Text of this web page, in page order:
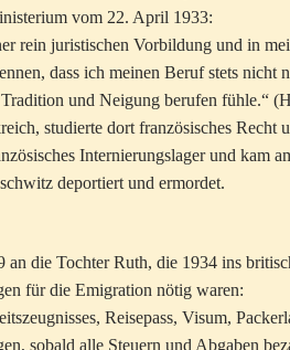
vom 22. April 1933:
rein juristischen Vorbildung und in
dass ich meinen Beruf stets nicht
und Neigung berufen fühle.“
studierte dort französisches Recht
Internierungslager und kam
deportiert und ermordet.
die Tochter Ruth, die 1934 ins
für die Emigration nötig waren:
Reisepass, Visum,
sobald alle Steuern und Abgaben